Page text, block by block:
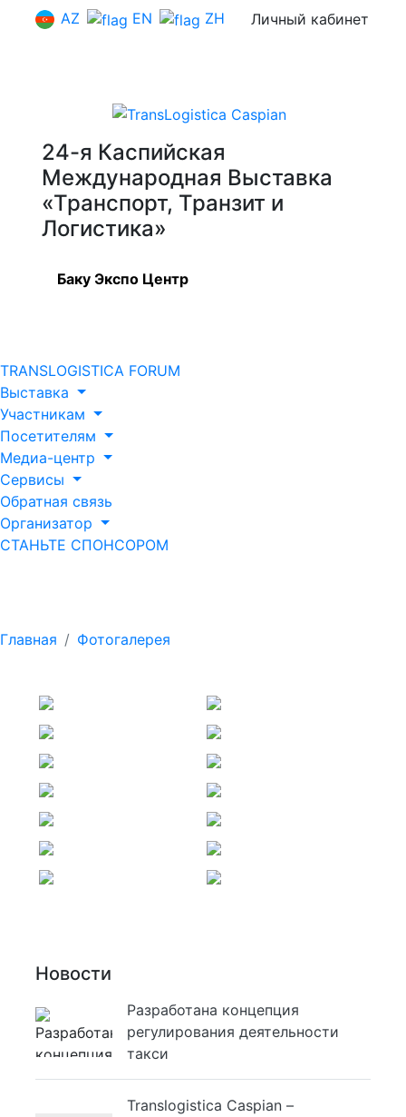
AZ EN ZH Личный кабинет
24-я Каспийская
Международная Выставка
«Транспорт, Транзит и
Логистика»
Баку Экспо Центр
TRANSLOGISTICA FORUM
Выставка
Участникам
Посетителям
Медиа-центр
Сервисы
Обратная связь
Организатор
СТАНЬТЕ СПОНСОРОМ
Главная Фотогалерея
Новости
Разработана концепция
регулирования деятельности
такси
Translogistica Caspian –